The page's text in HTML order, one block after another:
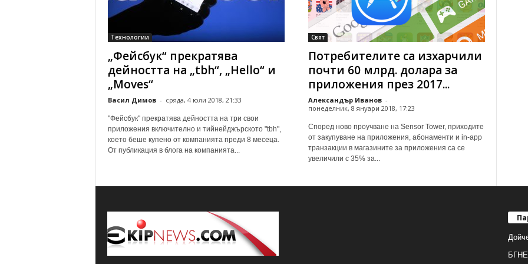
Технологии
„Фейсбук“ прекратява
дейността на „tbh“, „Hello“ и
„Moves“
Васил Димов - сряда, 4 юли 2018, 21:33
"Фейсбук" прекратява дейността на три свои
приложения включително и тийнейджърското "tbh",
което беше купено от компанията преди 8 месеца.
От публикация в блога на компанията...
Свят
Потребителите са изхарчили
почти 60 млрд. долара за
приложения през 2017...
Александър Иванов -
понеделник, 8 януари 2018, 17:23
Според ново проучване на Sensor Tower, приходите
от закупуване на приложения, абонаменти и in-app
транзакции в магазините за приложения са се
увеличили с 35% за...